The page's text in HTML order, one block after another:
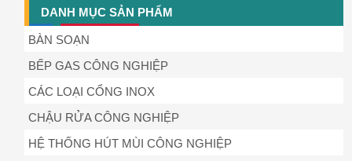
DANH MỤC SẢN PHẨM
BÀN SOẠN
BẾP GAS CÔNG NGHIỆP
CÁC LOẠI CỔNG INOX
CHẬU RỬA CÔNG NGHIỆP
HỆ THỐNG HÚT MÙI CÔNG NGHIỆP